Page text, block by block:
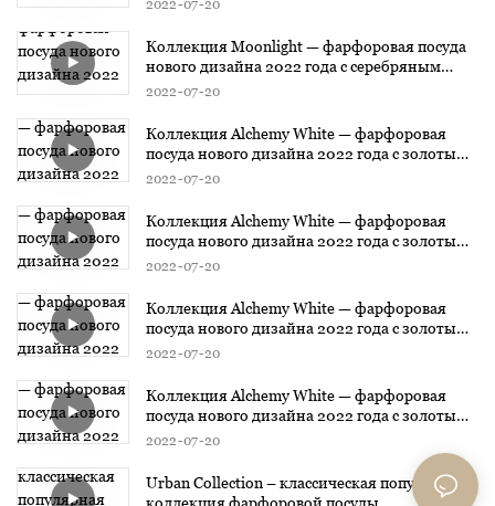
2022 07 20
Коллекция Moonlight — фарфоровая посуда
нового дизайна 2022 года с серебряным
дизайном
2022 07 20
Коллекция Alchemy White — фарфоровая
посуда нового дизайна 2022 года с золотым
дизайном3
2022 07 20
Коллекция Alchemy White — фарфоровая
посуда нового дизайна 2022 года с золотым
дизайном2
2022 07 20
Коллекция Alchemy White — фарфоровая
посуда нового дизайна 2022 года с золотым
дизайном1
2022 07 20
Коллекция Alchemy White — фарфоровая
посуда нового дизайна 2022 года с золотым
дизайном
2022 07 20
Urban Collection – классическая популярная
коллекция фарфоровой посуды